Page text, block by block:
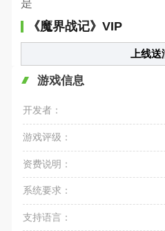
是
《魔界战记》VIP
上线
游戏信息
开发者：
游戏评级：
资费说明：
系统要求：
支持语言：